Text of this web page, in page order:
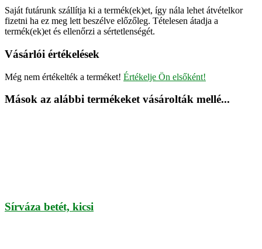
Saját futárunk szállítja ki a termék(ek)et, így nála lehet átvételkor
fizetni ha ez meg lett beszélve előzőleg. Tételesen átadja a
termék(ek)et és ellenőrzi a sértetlenségét.
Vásárlói értékelések
Még nem értékelték a terméket! Értékelje Ön elsőként!
Mások az alábbi termékeket vásárolták mellé...
Sírváza betét, kicsi